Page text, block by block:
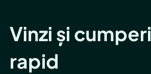
Vinzi și
rapid